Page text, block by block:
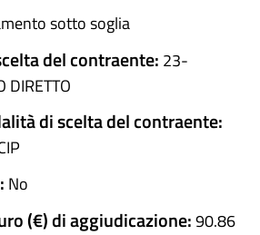
sotto soglia
del contraente: 23-
DIRETTO
di scelta del contraente:
No
(€) di aggiudicazione:90.86